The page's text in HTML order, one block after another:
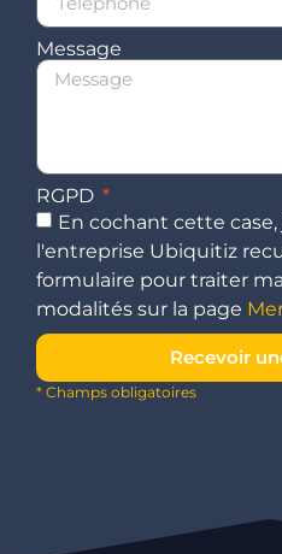
Message
RGPD
En cochant cette
l'entreprise Ubiquitiz
formulaire pour traiter
modalités sur la page
Recevoir
* Champs obligatoires